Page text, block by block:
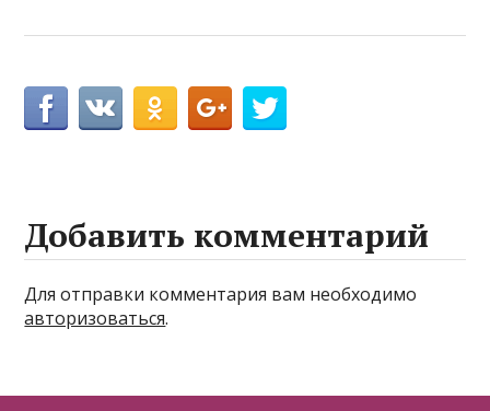
Добавить комментарий
Для отправки комментария вам необходимо
авторизоваться.